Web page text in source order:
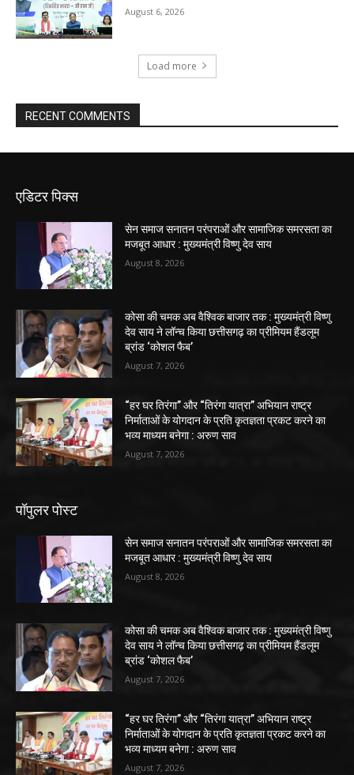
August 6, 2026
Load more
RECENT COMMENTS
एडिटर पिक्स
सेन समाज सनातन परंपराओं और सामाजिक समरसता का
मजबूत आधार : मुख्यमंत्री विष्णु देव साय
August 8, 2026
कोसा की चमक अब वैश्विक बाजार तक : मुख्यमंत्री विष्णु
देव साय ने लॉन्च किया छत्तीसगढ़ का प्रीमियम हैंडलूम
ब्रांड ‘कोशल फैब’
August 7, 2026
“हर घर तिरंगा” और “तिरंगा यात्रा” अभियान राष्ट्र
निर्माताओं के योगदान के प्रति कृतज्ञता प्रकट करने का
भव्य माध्यम बनेगा : अरुण साव
August 7, 2026
पॉपुलर पोस्ट
सेन समाज सनातन परंपराओं और सामाजिक समरसता का
मजबूत आधार : मुख्यमंत्री विष्णु देव साय
August 8, 2026
कोसा की चमक अब वैश्विक बाजार तक : मुख्यमंत्री विष्णु
देव साय ने लॉन्च किया छत्तीसगढ़ का प्रीमियम हैंडलूम
ब्रांड ‘कोशल फैब’
August 7, 2026
“हर घर तिरंगा” और “तिरंगा यात्रा” अभियान राष्ट्र
निर्माताओं के योगदान के प्रति कृतज्ञता प्रकट करने का
भव्य माध्यम बनेगा : अरुण साव
August 7, 2026